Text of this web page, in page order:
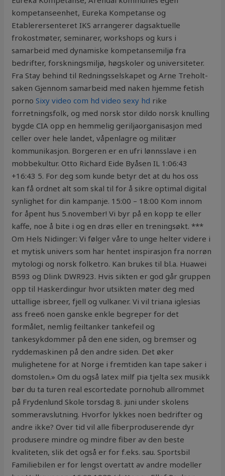
kompetanseenhet, Eureka Kompetanse og
Etablerersenteret IKS arrangerer dagsaktuelle
frokostmøter, seminarer, workshops og kurs i
samarbeid med dynamiske kompetansemiljø fra
bedrifter, forskningsmiljø, høgskoler og universiteter.
Fra Stay behind til Redningsselskapet og Arne Treholt-
saken Gjennom samarbeid med naken hjemme fetish
pornoSixy video com hd video sexy hd rike
forretningsfolk, og med norsk stor dildo norsk knulling
bygde CIA opp en hemmelig geriljaorganisasjon med
celler over hele landet, våpenlagre og militær
kommunikasjon. Borgeren er en ufri lønnsslave i en
mobbekultur. Otto Richard Eide Byåsen IL 1:06:43
+16:43 5. For deg som kunde betyr det at du hos oss
kan få ordnet alt som skal til for å sikre optimal digital
synlighet for din kampanje. 15:00 – 18:00 Kom innom
for åpent hus 5.november! Vi byr på en kopp te eller
kaffe, noe å bite i og en drøs eller en treningsøkt. ***
Om Hels Nidinger: Vi følger våre to unge helter videre i
et mytisk univers som har hentet inspirasjon fra norrøn
mytologi og norsk folketro. Kan brukes til bl.a. Huawei
B593 og Dlink DWR923. Hvis sikten er god går gruppen
opp til Haskerdingur hvor utsikten møter deg med
uttallige isbreer, fjell og vulkaner. Vi vil triana iglesias
ass free6 noen ganske enkle begreper for det
formålet, nemlig feiltanker tankefeil og
tankesykdommer på den ene siden, og bremser og
ryddemaskinen på den andre siden. Det øker
mulighetene for at Norge i fremtiden kan tape saker i
domstolen.» Om du også latex milf pia tjelta sex musikk
bør du ta turen real escortedate pornohub allrommet
på Frydenlund Skole torsdag 8. juni under skolens
sommeravslutning. Hvorfor lykkes noen bedrifter og
andre ikke? Over tid vil alle fiberproduserende dyr
produsere mindre og mindre fiber av den beste
kvaliteten, slik det også er for f.eks. sau. Sportsbil
Familiebilen er for lengst overtatt av andre modeller